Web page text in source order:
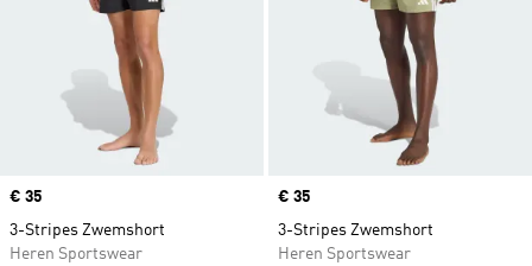
Price
€ 35
3-Stripes Zwemshort
Heren Sportswear
Price
€ 35
3-Stripes Zwemshort
Heren Sportswear